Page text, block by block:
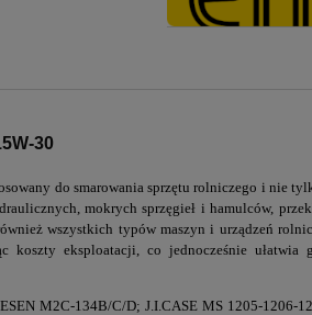
30
do smarowania sprzętu rolniczego i nie
mokrych sprzęgieł i hamulców,
wszystkich typów maszyn i urządzeń
koszty eksploatacji, co jednocześnie ułatwia
M2C-134B/C/D; J.I.CASE MS 1205-1206-